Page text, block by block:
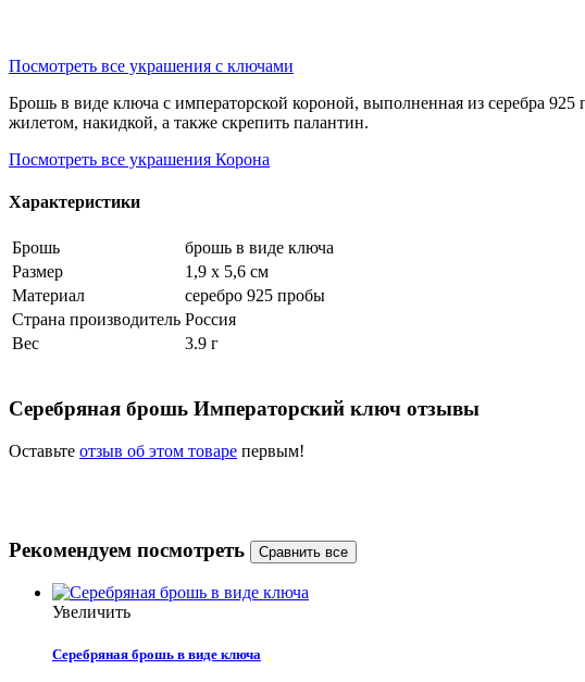
Посмотреть все украшения с ключами
Брошь в виде ключа с императорской короной, выполненная из серебра
жилетом, накидкой, а также скрепить палантин.
Посмотреть все украшения Корона
Характеристики
Брошь
брошь в виде ключа
Размер
1,9 х 5,6 см
Материал
серебро 925 пробы
Страна производитель Россия
Вес
3.9 г
Серебряная брошь Императорский ключ отзывы
Оставьте отзыв об этом товаре первым!
Рекомендуем посмотреть
Увеличить
Серебряная брошь в виде ключа